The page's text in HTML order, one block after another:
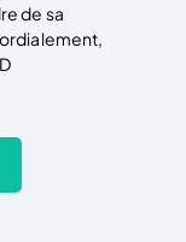
de sa